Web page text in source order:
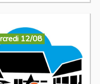
12/08